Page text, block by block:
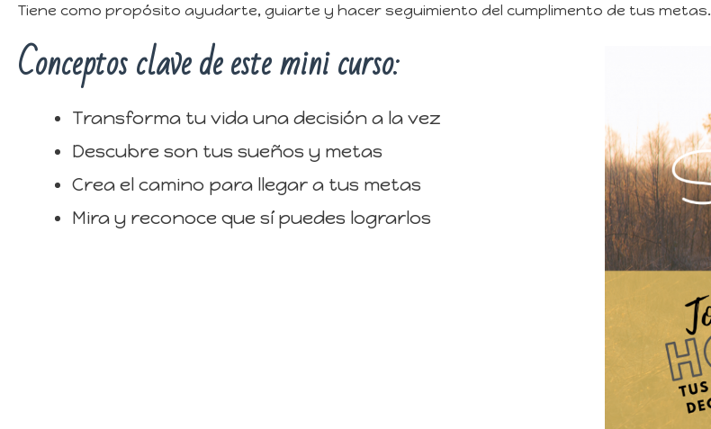
Tiene como propósito ayudarte, guiarte y hacer seguimiento del cumplimento de tus metas.
Conceptos clave de este mini curso:
Transforma tu vida una decisión a la vez
Descubre son tus sueños y metas
Crea el camino para llegar a tus metas
Mira y reconoce que sí puedes lograrlos